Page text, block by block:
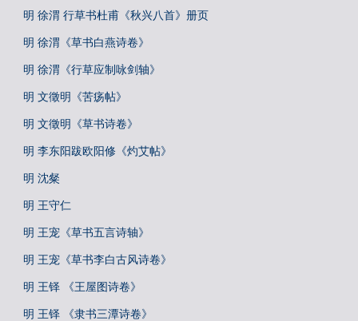
明 徐渭 行草书杜甫《秋兴八首》册页
明 徐渭《草书白燕诗卷》
明 徐渭《行草应制咏剑轴》
明 文徵明《苦疡帖》
明 文徵明《草书诗卷》
明 李东阳跋欧阳修《灼艾帖》
明 沈粲
明 王守仁
明 王宠《草书五言诗轴》
明 王宠《草书李白古风诗卷》
明 王铎 《王屋图诗卷》
明 王铎 《隶书三潭诗卷》